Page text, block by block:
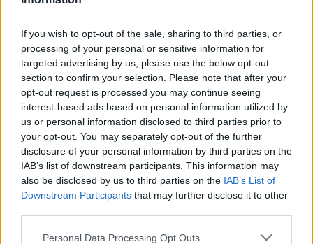
If you wish to opt-out of the sale, sharing to third parties, or
processing of your personal or sensitive information for
targeted advertising by us, please use the below opt-out
section to confirm your selection. Please note that after your
opt-out request is processed you may continue seeing
interest-based ads based on personal information utilized by
us or personal information disclosed to third parties prior to
your opt-out. You may separately opt-out of the further
disclosure of your personal information by third parties on the
IAB’s list of downstream participants. This information may
also be disclosed by us to third parties on the IAB’s List of
Downstream Participants that may further disclose it to other
Personal Data Processing Opt Outs
Ifølge styrelsen har eksperter fra Nationalt Center
for Miljø og Energi (DCE) under Aarhus Universitet
og Naturhistorisk Museum Aarhus vurderet, at
situationen ikke var farlig, og at ulvens adfærd
fandt sted for at få løberen væk fra ulvehvalpen.
Men for at undgå "potentielle konfliktsituationer"
anbefaler myndigheder, at borgerne holder sig fra
området, indtil hændelsen er undersøgt nærmere.
Aktuelt
Godt nyt: Hjælpen kommer hurtigere
frem